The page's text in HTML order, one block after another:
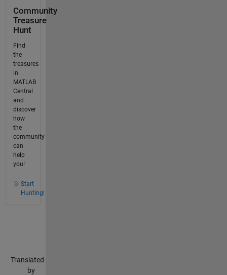
Community
Treasure
Hunt
Find
the
treasures
in
MATLAB
Central
and
discover
how
the
community
can
help
you!
Start
Hunting!
Translated
by